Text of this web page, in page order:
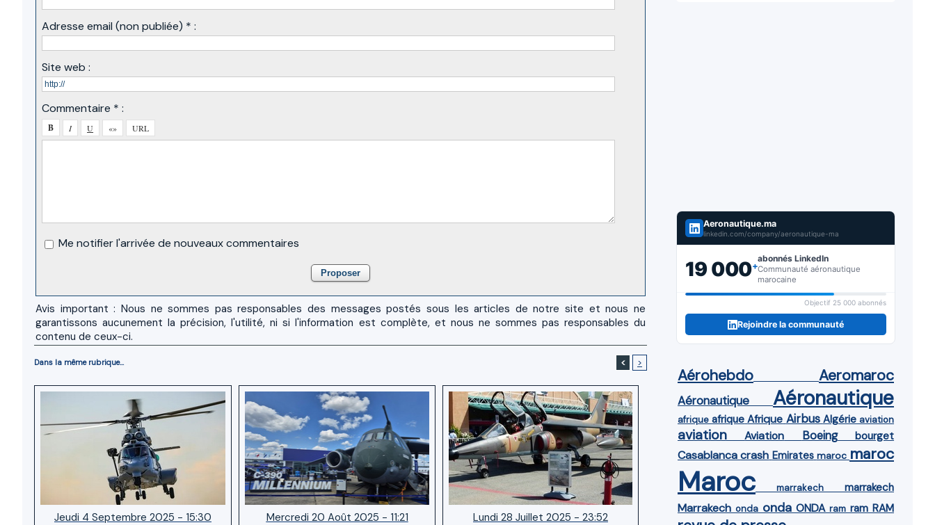
Adresse email (non publiée) * :
Site web :
Commentaire * :
Me notifier l'arrivée de nouveaux commentaires
Avis important : Nous ne sommes pas responsables des messages postés sous les articles de notre site et nous ne
garantissons aucunement la précision, l'utilité, ni si l'information est complète, et nous ne sommes pas responsables du
contenu de ceux-ci.
Dans la même rubrique... < >
Jeudi 4 Septembre 2025 - 15:30 Mercredi 20 Août 2025 - 11:21 Lundi 28 Juillet 2025 - 23:52
Aeronautique.ma
linkedin.com/company/aeronautique-ma
19 000+
abonnés LinkedIn
Communauté aéronautique
marocaine
Objectif 25 000 abonnés
Rejoindre la communauté
Aérohebdo Aeromaroc
Aéronautique Aéronautique
afrique afrique Afrique Airbus Algérie aviation
aviation Aviation Boeing bourget
Casablanca crash Emirates maroc maroc
Maroc marrakech marrakech
Marrakech onda onda ONDA ram ram RAM